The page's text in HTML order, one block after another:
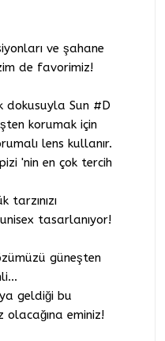
ve şahane
de favorimiz!
dokusuyla Sun #D
korumak için
lens kullanır.
'nin en çok tercih
tarzınızı
tasarlanıyor!
güneşten
geldiği bu
eminiz!